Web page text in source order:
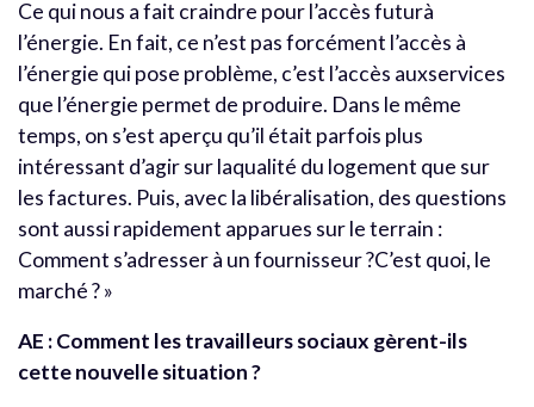
Ce qui nous a fait craindre pour l’accès futurà
l’énergie. En fait, ce n’est pas forcément l’accès à
l’énergie qui pose problème, c’est l’accès auxservices
que l’énergie permet de produire. Dans le même
temps, on s’est aperçu qu’il était parfois plus
intéressant d’agir sur laqualité du logement que sur
les factures. Puis, avec la libéralisation, des questions
sont aussi rapidement apparues sur le terrain :
Comment s’adresser à un fournisseur ?C’est quoi, le
marché ? »
AE : Comment les travailleurs sociaux gèrent-ils
cette nouvelle situation ?